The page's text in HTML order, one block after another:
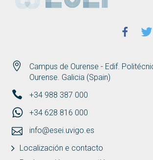
Campus de Ourense - Edif.
Ourense. Galicia (Spain)
+34 988 387 000
+34 628 816 000
info@esei.uvigo.es
Localización e contacto